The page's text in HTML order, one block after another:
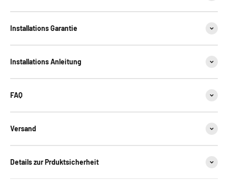
Installations Garantie
Installations Anleitung
FAQ
Versand
Details zur Prduktsicherheit